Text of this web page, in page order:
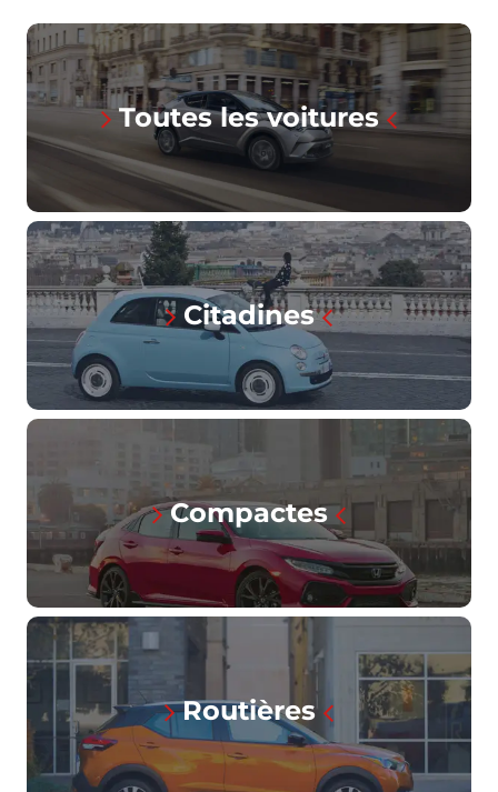
Toutes les voitures
Citadines
Compactes
Routières